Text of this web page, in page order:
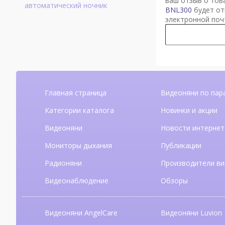
BNL300 будет
электронной
автоматический ночник
Главная страница
Категории каталога
Видеоняни
Мониторы дыхания
Радионяни
Видеонаблюдение
Видеоняни по
Новинки и акции
Новости
Публикации
Производители
Обзоры
Видеоняни AngelCare Видеоняни Luvion